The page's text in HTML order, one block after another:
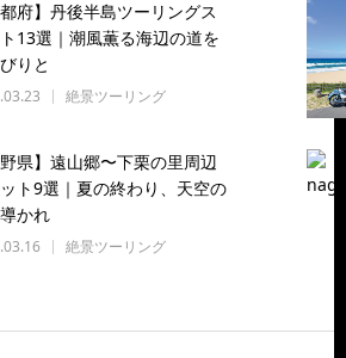
都府】丹後半島ツーリングス
13選｜潮風薫る海辺の道を
りと
絶景ツーリング
野県】遠山郷〜下栗の里周辺
ト9選｜夏の終わり、天空の
かれ
絶景ツーリング